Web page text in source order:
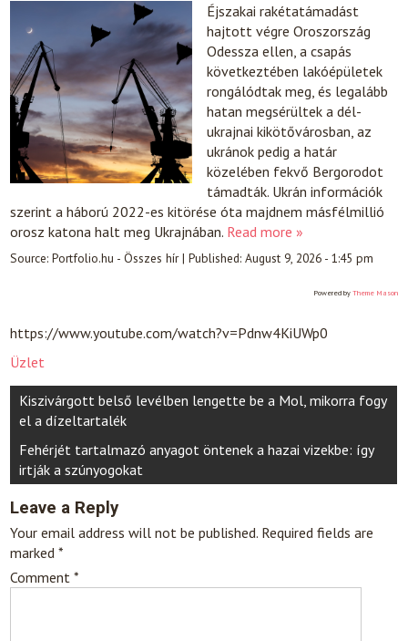
Éjszakai rakétatámadást
hajtott végre Oroszország
Odessza ellen, a csapás
következtében lakóépületek
rongálódtak meg, és legalább
hatan megsérültek a dél-
ukrajnai kikötővárosban, az
ukránok pedig a határ
közelében fekvő Bergorodot
támadták. Ukrán információk
szerint a háború 2022-es kitörése óta majdnem másfélmillió
orosz katona halt meg Ukrajnában. Read more »
Source:Portfolio.hu - Összes hír|Published:August 9, 2026 - 1:45 pm
Powered by Theme Mason
https://www.youtube.com/watch?v=Pdnw4KiUWp0
Üzlet
Post
navigation
Kiszivárgott belső levélben lengette be a Mol, mikorra fogy
el a dízeltartalék
Fehérjét tartalmazó anyagot öntenek a hazai vizekbe: így
irtják a szúnyogokat
Leave a Reply
Your email address will not be published. Required fields are
marked*
Comment*